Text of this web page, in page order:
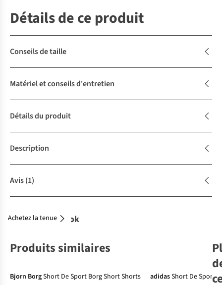
Détails de ce produit
Conseils de taille
Matériel et conseils d'entretien
Détails du produit
Description
Avis(1)
Complétez le look
Achetez la tenue
Produits similaires
Bjorn BorgShort De Sport Borg Short Shorts adidasShort De Sport